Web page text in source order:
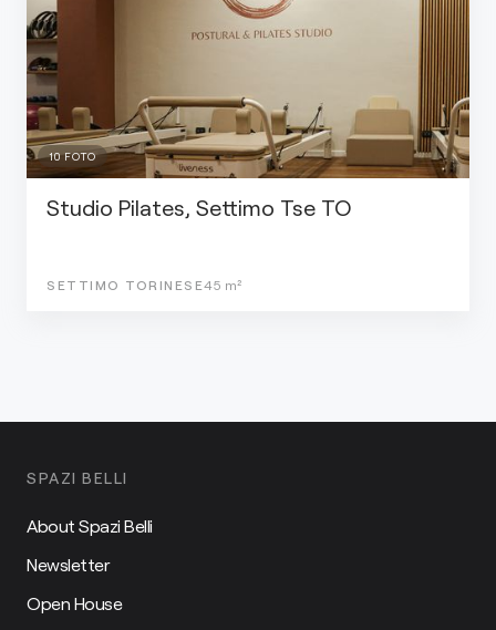
10FOTO
Studio Pilates, Settimo Tse TO
SETTIMO TORINESE45 m²
SPAZI BELLI
About Spazi Belli
Newsletter
Open House